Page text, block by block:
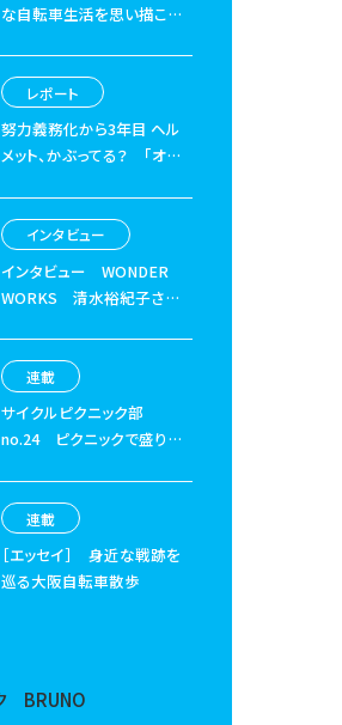
な自転車生活を思い描こ
レポート
努力義務化から3年目 ヘル
メット、かぶってる？
「オー
日』」インタビュー
インタビュー WONDER
WORKS 清水裕紀子さん
連載
サイクルピクニック部
no.24
ピクニックで盛り上
連載
［エッセイ］ 身近な戦跡を
巡る大阪自転車散歩